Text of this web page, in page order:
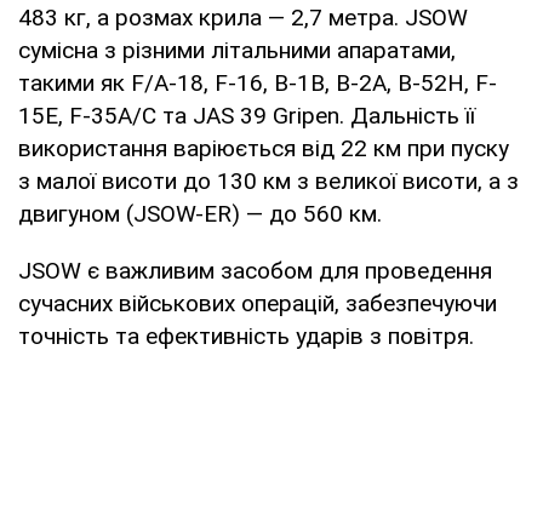
483 кг, а розмах крила — 2,7 метра. JSOW
сумісна з різними літальними апаратами,
такими як F/A-18, F-16, B-1B, B-2A, B-52H, F-
15E, F-35A/C та JAS 39 Gripen. Дальність її
використання варіюється від 22 км при пуску
з малої висоти до 130 км з великої висоти, а з
двигуном (JSOW-ER) — до 560 км.
JSOW є важливим засобом для проведення
сучасних військових операцій, забезпечуючи
точність та ефективність ударів з повітря.